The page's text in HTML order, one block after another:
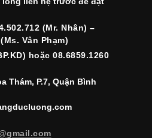
dI
n
u
b
e
u
b
e
h
(Mr. Nhân) –
Vân Phạm)
hoặc 08.6859.1260
Thám, P.7, Quận Bình